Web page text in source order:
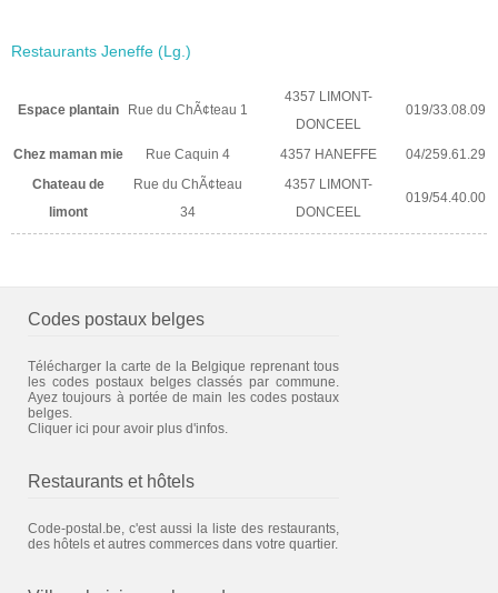
Restaurants Jeneffe (Lg.)
Espace plantain Rue du ChÃ¢teau 1
4357 LIMONT-
DONCEEL
019/33.08.09
Chez maman mie Rue Caquin 4 4357 HANEFFE
04/259.61.29
Chateau de
limont
Rue du ChÃ¢teau
34
4357 LIMONT-
DONCEEL
019/54.40.00
Codes postaux belges
Télécharger la carte de la Belgique reprenant tous
les codes postaux belges classés par commune.
Ayez toujours à portée de main les codes postaux
belges.
Cliquer ici pour avoir plus d'infos.
Restaurants et hôtels
Code-postal.be, c'est aussi la liste des restaurants,
des hôtels et autres commerces dans votre quartier.